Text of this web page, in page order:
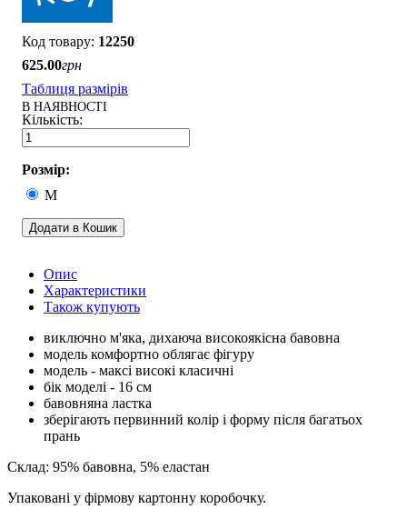
12250
625.00грн
Таблиця размірів
В НАЯВНОСТІ
Розмір:
M
Додати в Кошик
Опис
Характеристики
Також купують
виключно м'яка, дихаюча високоякісна бавовна
модель комфортно облягає фігуру
модель - максі високі класичні
бік моделі - 16 см
бавовняна ластка
зберігають первинний колір і форму після багатьох
прань
Склад: 95% бавовна, 5% еластан
Упаковані у фірмову картонну коробочку.